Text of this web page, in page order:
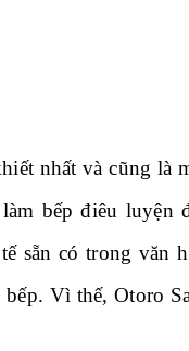
nhất và cũng là
bếp điêu luyện
sẵn có trong văn
Vì thế, Otoro